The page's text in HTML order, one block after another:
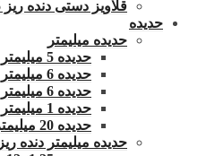
قلاویز دستی دنده ریز 10X1.25
حدیده
حدیده میلیمتر
حدیده 5 میلیمتر
حدیده 6 میلیمتر
حدیده 6 میلیمتر چپ
حدیده 1 میلیمتر
حدیده 20 میلیمتر چپ
حدیده میلیمتر دنده ریز